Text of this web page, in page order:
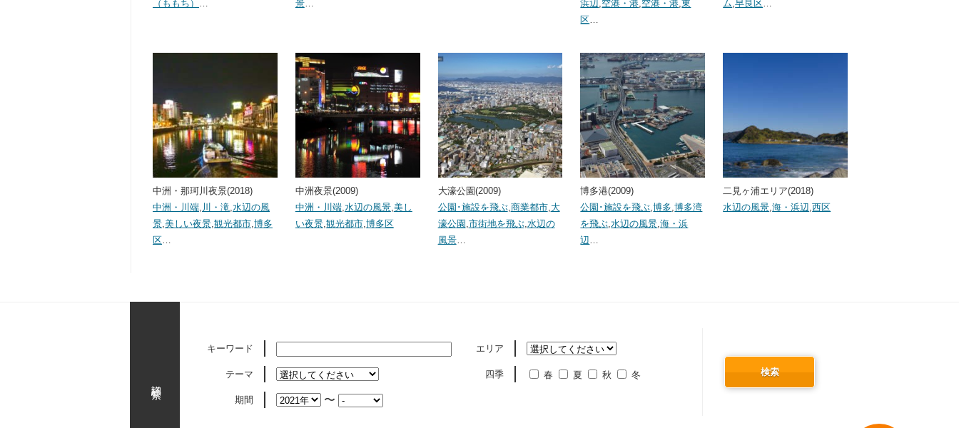
（ももち）
景…
浜辺 空港・港 空港・港 ,東
区
ム ,早良区
中洲・那珂川夜景(2018)
中洲・川端 川・滝 水辺の風
景 美しい夜景 観光都市 博多
区
中洲夜景(2009)
中洲・川端, 水辺の風景, 美し
い夜景, 観光都市, 博多区
大濠公園(2009)
公園･施設を飛ぶ, 商業都市, 大
濠公園 市街地を飛ぶ, 水辺の
風景…
博多港(2009)
公園･施設を飛ぶ ,博多 ,博多湾
を飛ぶ ,水辺の風景 ,海・浜
辺
二見ヶ浦エリア(2018)
水辺の風景 ,海・浜辺 ,西区
キーワード エリア
テーマ 四季 春 夏 秋 冬
期間 〜
検索